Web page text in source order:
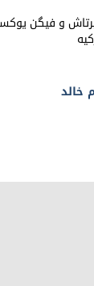
و فیگن
خالد